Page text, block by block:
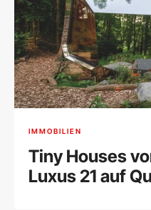
IMMOBILIEN
Tiny Houses
Luxus 21 auf